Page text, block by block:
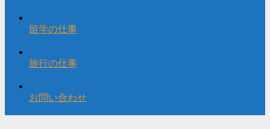
留学の仕事
旅行の仕事
お問い合わせ